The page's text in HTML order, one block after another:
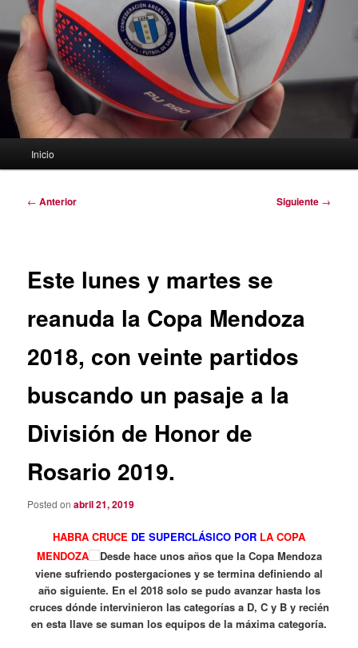
Inicio
Navegación
← Anterior Siguiente →
Este lunes y martes se
reanuda la Copa Mendoza
2018, con veinte partidos
buscando un pasaje a la
División de Honor de
Rosario 2019.
Posted onabril 21, 2019
HABRA CRUCE DE SUPERCLÁSICO POR LA COPA
MENDOZA
Desde hace unos años que la Copa Mendoza
viene sufriendo postergaciones y se termina definiendo al
año siguiente. En el 2018 solo se pudo avanzar hasta los
cruces dónde intervinieron las categorías a D, C y B y recién
en esta llave se suman los equipos de la máxima categoría.